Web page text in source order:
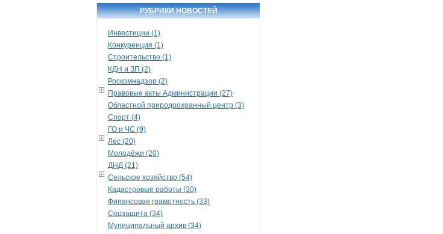
РУБРИКИ НОВОСТЕЙ
Инвестиции (1)
Конкуренция (1)
Строительство (1)
КДН и ЗП (2)
Роскомнадзор (2)
Правовые акты Администрации (27)
Областной природоохранный центр (3)
Спорт (4)
ГО и ЧС (9)
Лес (20)
Молодёжи (20)
ДНД (21)
Сельское хозяйство (54)
Кадастровые работы (30)
Финансовая грамотность (33)
Соцзащита (34)
Муниципальный архив (34)